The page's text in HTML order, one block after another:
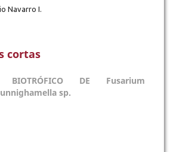
Navarro I.
cortas
BIOTRÓFICO DE Fusarium
sp.